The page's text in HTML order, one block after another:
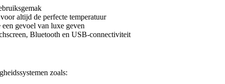
voor altijd de perfecte temperatuur
een gevoel van luxe geven
Bluetooth en USB-connectiviteit
zoals: